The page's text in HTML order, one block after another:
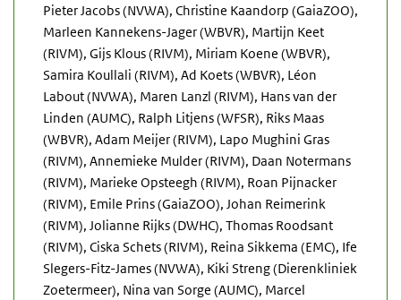
Pieter Jacobs (NVWA), Christine Kaandorp (GaiaZOO),
Marleen Kannekens-Jager (WBVR), Martijn Keet
(RIVM), Gijs Klous (RIVM), Miriam Koene (WBVR),
Samira Koullali (RIVM), Ad Koets (WBVR), Léon
Labout (NVWA), Maren Lanzl (RIVM), Hans van der
Linden (AUMC), Ralph Litjens (WFSR), Riks Maas
(WBVR), Adam Meijer (RIVM), Lapo Mughini Gras
(RIVM), Annemieke Mulder (RIVM), Daan Notermans
(RIVM), Marieke Opsteegh (RIVM), Roan Pijnacker
(RIVM), Emile Prins (GaiaZOO), Johan Reimerink
(RIVM), Jolianne Rijks (DWHC), Thomas Roodsant
(RIVM), Ciska Schets (RIVM), Reina Sikkema (EMC), Ife
Slegers-Fitz-James (NVWA), Kiki Streng (Dierenkliniek
Zoetermeer), Nina van Sorge (AUMC), Marcel